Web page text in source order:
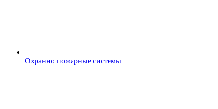
Охранно-пожарные системы